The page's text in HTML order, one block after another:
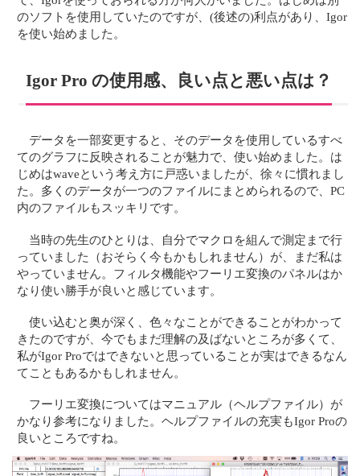
のソフトを使用していたのですが、(後述の)利点があり、Igor
を使い始めました。
Igor Pro の使用感、良い点と悪い点は？
データを一部変更すると、そのデータを使用しているすべ
てのグラフに反映されることが魅力で、使い始めました。は
じめはwaveという考え方に戸惑いましたが、徐々に慣れまし
た。多くのデータが一つのファイルにまとめられるので、PC
内のファイルもスッキリです。
当時の先生のひとりは、自分でマクロを組んで測定まで行
っていました（おそらく今もかもしれません）が、まだ私は
やっていません。フィルタ機能やフーリエ変換のパネルはか
なり使い勝手が良いと感じています。
使い込むと奥が深く、色々なことができることがわかって
きたのですが、今でもまだ理解の及ばないところが多くて、
私がIgor Proではできないと思っていることが実はできるなん
てこともあるかもしれません。
フーリエ変換についてはマニュアル（ヘルプファイル）が
かなり参考になりました。ヘルプファイルの充実もIgor Proの
良いところですね。